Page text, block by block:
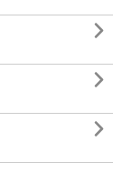


